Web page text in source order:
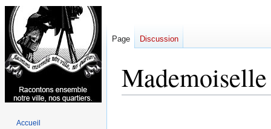
Page Discussion
Accueil